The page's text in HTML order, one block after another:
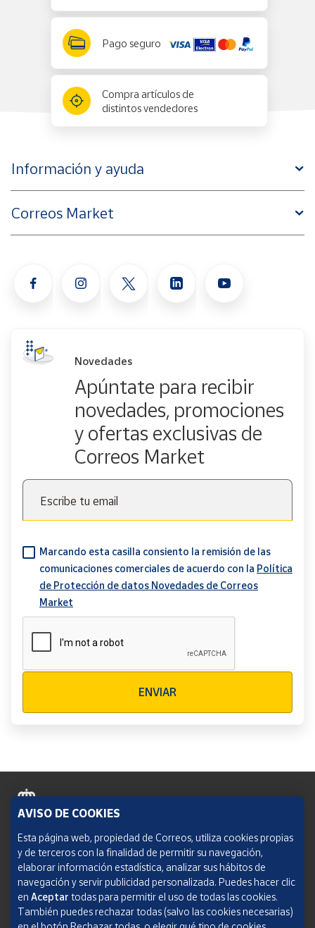
Pago seguro
Compra artículos de
distintos vendedores
Información y ayuda
Correos Market
Novedades
Apúntate para recibir
novedades, promociones
y ofertas exclusivas de
Correos Market
Escribe tu email
Marcando esta casilla consiento la remisión de las
comunicaciones comerciales de acuerdo con la Política
de Protección de datos Novedades de Correos
Market
ENVIAR
Política de cookies
Aviso legal
Condiciones del servicio
Política de Privacidad Web
AVISO DE COOKIES
Esta página web, propiedad de Correos, utiliza cookies propias
y de terceros con la finalidad de permitir su navegación,
elaborar información estadística, analizar sus hábitos de
navegación y servir publicidad personalizada. Puedes hacer clic
en Aceptar todas para permitir el uso de todas las cookies.
También puedes rechazar todas (salvo las cookies necesarias)